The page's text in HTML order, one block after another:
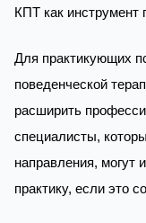
КПТ как инструмент
Для практикующих
поведенческой
расширить
специалисты,
направления, могут
практику, если это